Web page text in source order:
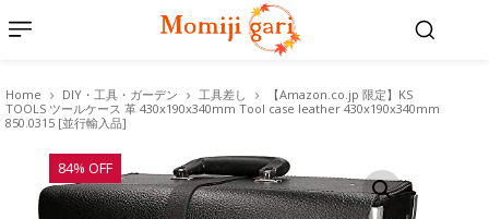
Home DIY・工具・ガーデン 工具差し
【Amazon.co.jp 限定】KS
TOOLS ツールケース 革 430x190x340mm Tool case leather 430x190x340mm
850.0315 [並行輸入品]
84% OFF